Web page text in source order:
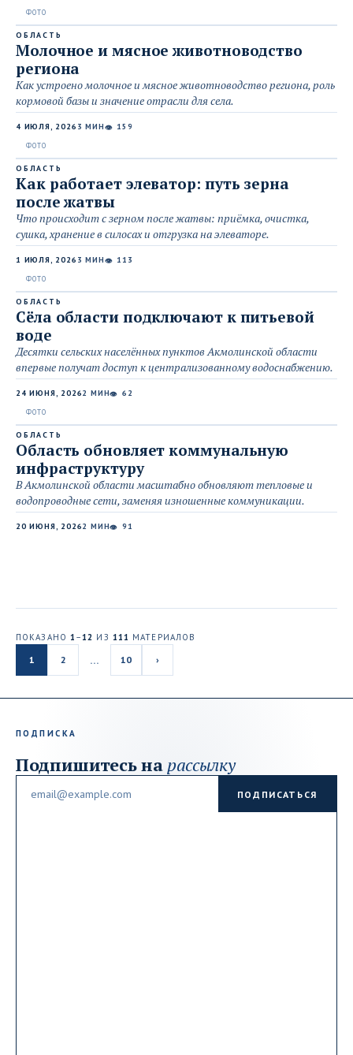
ОБЛАСТЬ
Молочное и мясное животноводство
региона
Как устроено молочное и мясное животноводство региона, роль
кормовой базы и значение отрасли для села.
4 ИЮЛЯ, 2026 3 МИН👁 159
ОБЛАСТЬ
Как работает элеватор: путь зерна
после жатвы
Что происходит с зерном после жатвы: приёмка, очистка,
сушка, хранение в силосах и отгрузка на элеваторе.
1 ИЮЛЯ, 2026 3 МИН👁 113
ОБЛАСТЬ
Сёла области подключают к питьевой
воде
Десятки сельских населённых пунктов Акмолинской области
впервые получат доступ к централизованному водоснабжению.
24 ИЮНЯ, 20262 МИН👁 62
ОБЛАСТЬ
Область обновляет коммунальную
инфраструктуру
В Акмолинской области масштабно обновляют тепловые и
водопроводные сети, заменяя изношенные коммуникации.
20 ИЮНЯ, 20262 МИН👁 91
ПОКАЗАНО 1 –12 ИЗ 111 МАТЕРИАЛОВ
1 2 … 10 ›
ПОДПИСКА
Подпишитесь на рассылку
ПОДПИСАТЬСЯ